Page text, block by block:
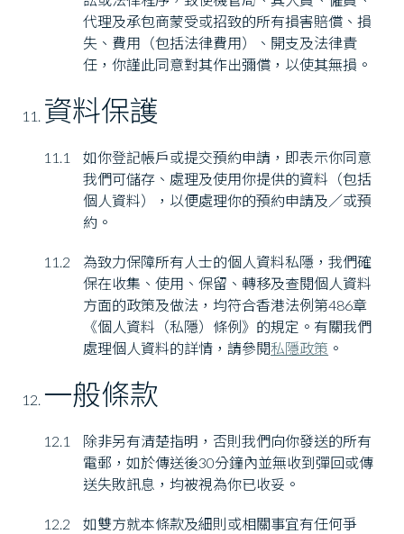
代理及承包商蒙受或招致的所有損害賠償、損
失、費用（包括法律費用）、開支及法律責
任，你謹此同意對其作出彌償，以使其無損。
資料保護
11.1
如你登記帳戶或提交預約申請，即表示你同意
我們可儲存、處理及使用你提供的資料（包括
個人資料），以便處理你的預約申請及／或預
約。
11.2
為致力保障所有人士的個人資料私隱，我們確
保在收集、使用、保留、轉移及查閱個人資料
方面的政策及做法，均符合香港法例第486章
《個人資料（私隱）條例》的規定。有關我們
處理個人資料的詳情，請參閱私隱政策 。
一般條款
12.1
除非另有清楚指明，否則我們向你發送的所有
電郵，如於傳送後30分鐘內並無收到彈回或傳
送失敗訊息，均被視為你已收妥。
12.2
如雙方就本條款及細則或相關事宜有任何爭